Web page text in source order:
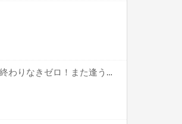
ポケットモンスター XY&Z 第47話（最終話）「終わりなきゼロ！また逢う日まで！！」 感想【キャプ画像あり】